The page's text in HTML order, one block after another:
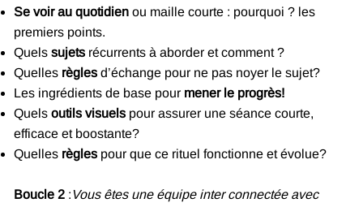
Se voir au quotidienou maille courte : pourquoi ? les
premiers points.
Quelssujets récurrents à aborder et comment ?
Quelles règles d’échange pour ne pas noyer le sujet?
Les ingrédients de base pour mener le progrès!
Quelsoutils visuels pour assurer une séance courte,
efficace et boostante?
Quelles règles pour que ce rituel fonctionne et évolue?
Boucle 2 :Vous êtes une équipe inter connectée avec